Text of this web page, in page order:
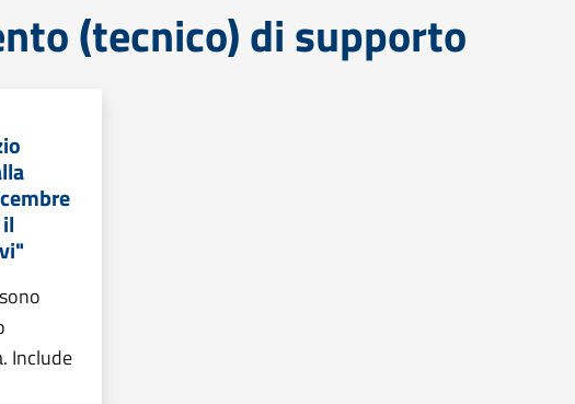
(tecnico) di supporto
Include